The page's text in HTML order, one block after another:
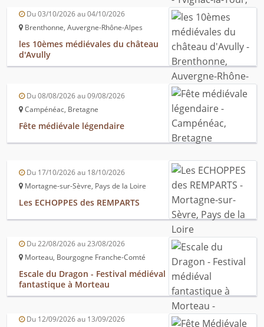
Du 03/10/2026 au 04/10/2026
Brenthonne, Auvergne-Rhône-Alpes
les 10èmes médiévales du château
d'Avully
Du 08/08/2026 au 09/08/2026
Campénéac, Bretagne
Fête médiévale légendaire
Du 17/10/2026 au 18/10/2026
Mortagne-sur-Sèvre, Pays de la Loire
Les ECHOPPES des REMPARTS
Du 22/08/2026 au 23/08/2026
Morteau, Bourgogne Franche-Comté
Escale du Dragon - Festival médiéval
fantastique à Morteau
Du 12/09/2026 au 13/09/2026